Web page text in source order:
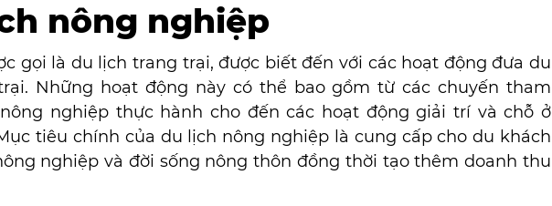
nông nghiệp
gọi là du lịch trang trại, được biết đến với cáchoạt độngđưa du
Những hoạt động này có thể bao gồm từ các chuyến tham
nghiệp thực hành cho đến các hoạt động giải trí và chỗ ở
tiêu chính của du lịch nông nghiệp là cung cấp cho du khách
nghiệp và đời sống nông thôn đồng thời tạo thêm doanh thu